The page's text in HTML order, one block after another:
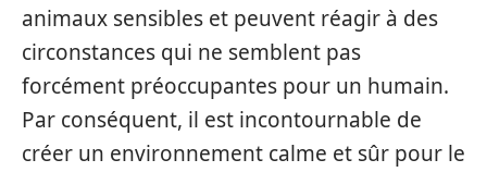
animaux sensibles et peuvent réagir à des
circonstances qui ne semblent pas
forcément préoccupantes pour un humain.
Par conséquent, il est incontournable de
créer un environnement calme et sûr pour le